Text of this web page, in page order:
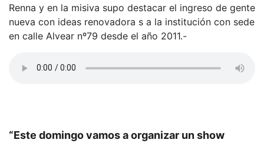
Renna y en la misiva supo destacar el ingreso de gente
nueva con ideas renovadora s a la institución con sede
en calle Alvear nº79 desde el año 2011.-
“Este domingo vamos a organizar un show